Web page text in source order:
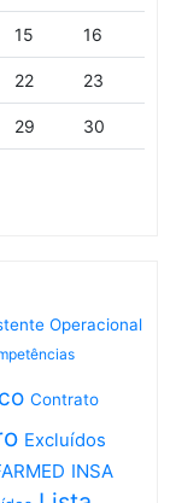
15 16
22 23
29 30
Operacional
Contrato
Excluídos
INSA